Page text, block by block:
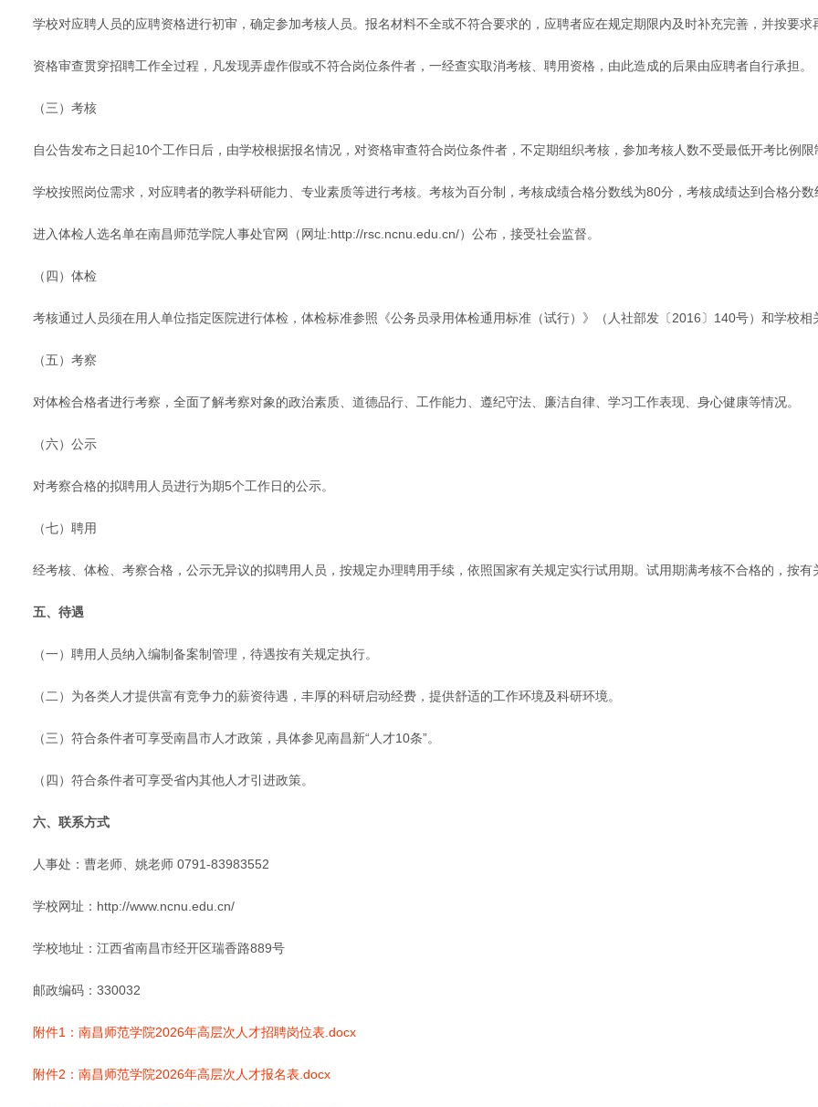
学校对应聘人员的应聘资格进行初审，确定参加考核人员。报名材料不全或不符合要求的，应聘者应在规定期限内及时补充完善，并按要求
资格审查贯穿招聘工作全过程，凡发现弄虚作假或不符合岗位条件者，一经查实取消考核、聘用资格，由此造成的后果由应聘者自行承担。
（三）考核
自公告发布之日起10个工作日后，由学校根据报名情况，对资格审查符合岗位条件者，不定期组织考核，参加考核人数不受最低开考比例限
学校按照岗位需求，对应聘者的教学科研能力、专业素质等进行考核。考核为百分制，考核成绩合格分数线为80分，考核成绩达到合格分数
进入体检人选名单在南昌师范学院人事处官网（网址:http://rsc.ncnu.edu.cn/）公布，接受社会监督。
（四）体检
考核通过人员须在用人单位指定医院进行体检，体检标准参照《公务员录用体检通用标准（试行）》（人社部发〔2016〕140号）和学校
（五）考察
对体检合格者进行考察，全面了解考察对象的政治素质、道德品行、工作能力、遵纪守法、廉洁自律、学习工作表现、身心健康等情况。
（六）公示
对考察合格的拟聘用人员进行为期5个工作日的公示。
（七）聘用
经考核、体检、考察合格，公示无异议的拟聘用人员，按规定办理聘用手续，依照国家有关规定实行试用期。试用期满考核不合格的，按有
五、待遇
（一）聘用人员纳入编制备案制管理，待遇按有关规定执行。
（二）为各类人才提供富有竞争力的薪资待遇，丰厚的科研启动经费，提供舒适的工作环境及科研环境。
（三）符合条件者可享受南昌市人才政策，具体参见南昌新“人才10条”。
（四）符合条件者可享受省内其他人才引进政策。
六、联系方式
人事处：曹老师、姚老师 0791-83983552
学校网址：http://www.ncnu.edu.cn/
学校地址：江西省南昌市经开区瑞香路889号
邮政编码：330032
附件1：南昌师范学院2026年高层次人才招聘岗位表.docx
附件2：南昌师范学院2026年高层次人才报名表.docx